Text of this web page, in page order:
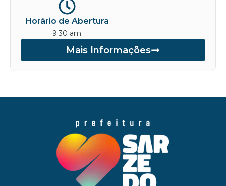
Horário de Abertura
9:30 am
Mais Informações